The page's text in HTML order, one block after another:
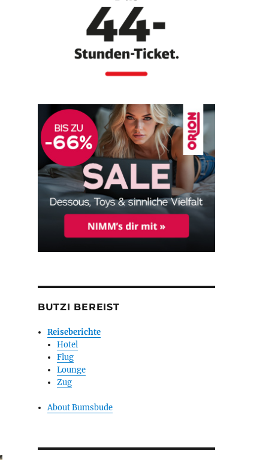
BUTZI BEREIST
Reiseberichte
Hotel
Flug
Lounge
Zug
About Bumsbude